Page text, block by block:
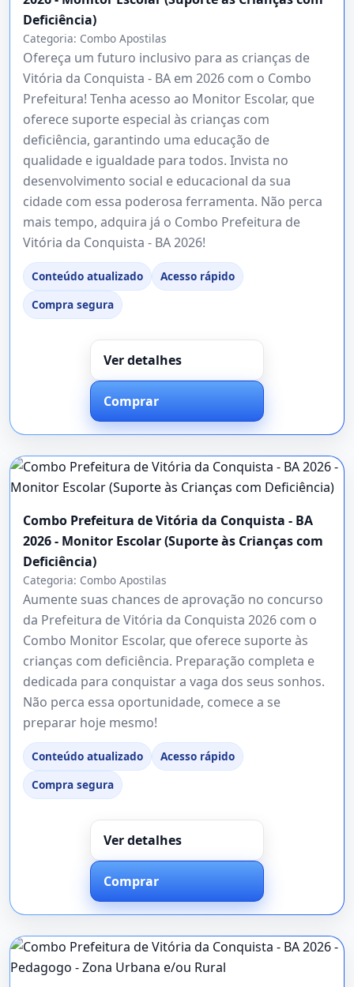
Deficiência)
Categoria: Combo Apostilas
Ofereça um futuro inclusivo para as crianças de
Vitória da Conquista - BA em 2026 com o Combo
Prefeitura! Tenha acesso ao Monitor Escolar, que
oferece suporte especial às crianças com
deficiência, garantindo uma educação de
qualidade e igualdade para todos. Invista no
desenvolvimento social e educacional da sua
cidade com essa poderosa ferramenta. Não perca
mais tempo, adquira já o Combo Prefeitura de
Vitória da Conquista - BA 2026!
Conteúdo atualizado
Acesso rápido
Compra segura
Ver detalhes
Comprar
Combo Prefeitura de Vitória da Conquista - BA
2026 - Monitor Escolar (Suporte às Crianças com
Deficiência)
Categoria: Combo Apostilas
Aumente suas chances de aprovação no concurso
da Prefeitura de Vitória da Conquista 2026 com o
Combo Monitor Escolar, que oferece suporte às
crianças com deficiência. Preparação completa e
dedicada para conquistar a vaga dos seus sonhos.
Não perca essa oportunidade, comece a se
preparar hoje mesmo!
Conteúdo atualizado
Acesso rápido
Compra segura
Ver detalhes
Comprar